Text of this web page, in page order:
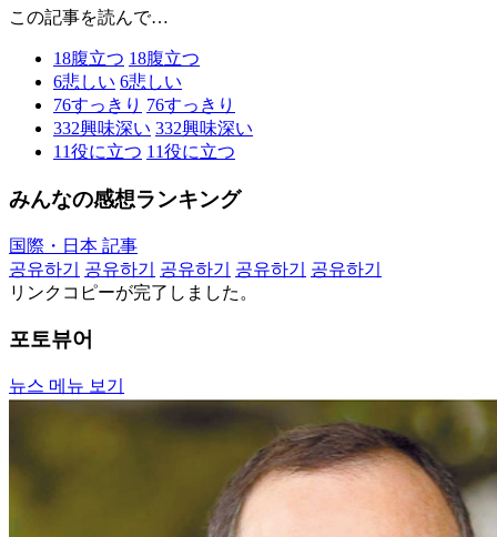
この記事を読んで…
18腹立つ 18腹立つ
6悲しい 6悲しい
76すっきり 76すっきり
332興味深い 332興味深い
11役に立つ 11役に立つ
みんなの感想ランキング
国際・日本 記事
공유하기
공유하기 공유하기 공유하기
공유하기
リンクコピーが完了しました。
포토뷰어
뉴스 메뉴 보기